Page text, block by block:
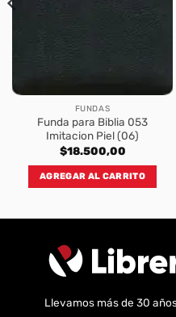
FUNDAS
Funda para Biblia 053
Imitacion Piel (06)
$18.500,00
AGREGAR AL CARRITO
Llevamos más de 30